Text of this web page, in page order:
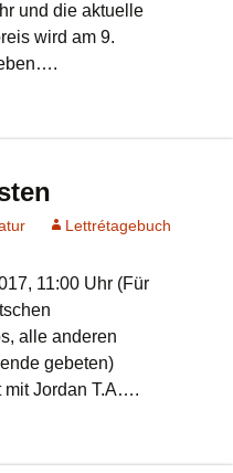
und die aktuelle
wird am 9.
Lettrétagebuch
11:00 Uhr (Für
alle anderen
gebeten)
mit Jordan T.A….